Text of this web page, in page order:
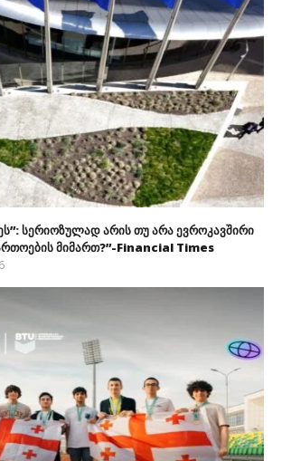
სერიოზულად არის თუ არა ევროკავშირი
მიმართ?”-Financial Times